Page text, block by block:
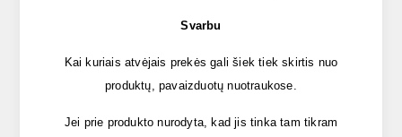
Svarbu
Kai kuriais atvėjais prekės gali šiek tiek skirtis nuo
produktų, pavaizduotų nuotraukose.
Jei prie produkto nurodyta, kad jis tinka tam tikram